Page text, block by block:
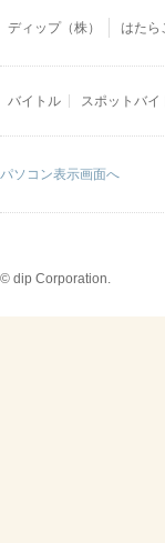
ディップ（株） はたら
バイトル スポットバイ
パソコン表示画面へ
© dip Corporation.